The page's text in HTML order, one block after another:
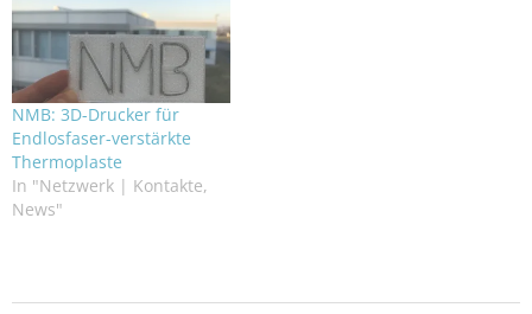
NMB: 3D-Drucker für
Endlosfaser-verstärkte
Thermoplaste
In "Netzwerk | Kontakte,
News"